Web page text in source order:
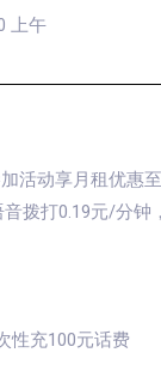
上午
活动享月租优惠
拨打0.19元/分钟
性充100元话费